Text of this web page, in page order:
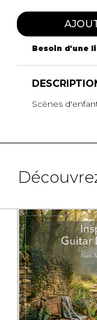
Besoin d'une
Scènes